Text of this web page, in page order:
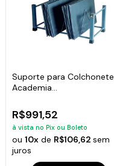
Suporte para Colchonete
Academia
R$991,52
à vista no Pix ou Boleto
ou10x de R$106,62sem
juros